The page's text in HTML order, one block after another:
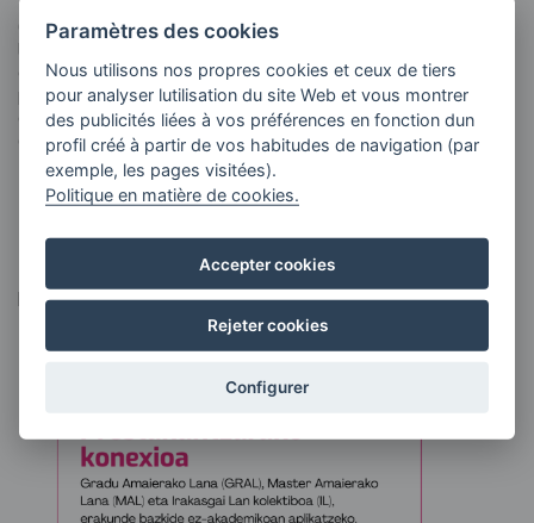
Ce projet comporte deux phases. La première mesurera
créative sur deux groupes de personnes âgées. La deuxième
phase vise à créer une solution technologique permettant de
conserver ces bénéfices sans besoin de recourir à des
danseurs professionnels pour guider les séances.
Imagen
Paramètres des cookies
Nous utilisons nos propres cookies et ceux de tiers
pour analyser lutilisation du site Web et vous montrer
des publicités liées à vos préférences en fonction dun
profil créé à partir de vos habitudes de navigation (par
exemple, les pages visitées).
Politique en matière de cookies.
Accepter cookies
Rejeter cookies
Configurer